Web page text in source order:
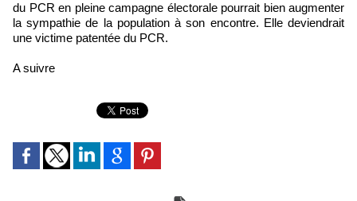
du PCR en pleine campagne électorale pourrait bien augmenter
la sympathie de la population à son encontre. Elle deviendrait
une victime patentée du PCR.
A suivre